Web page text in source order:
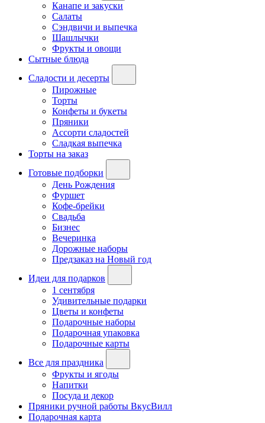
Канапе и закуски
Салаты
Сэндвичи и выпечка
Шашлычки
Фрукты и овощи
Сытные блюда
Сладости и десерты
Пирожные
Торты
Конфеты и букеты
Пряники
Ассорти сладостей
Сладкая выпечка
Торты на заказ
Готовые подборки
День Рождения
Фуршет
Кофе-брейки
Свадьба
Бизнес
Вечеринка
Дорожные наборы
Предзаказ на Новый год
Идеи для подарков
1 сентября
Удивительные подарки
Цветы и конфеты
Подарочные наборы
Подарочная упаковка
Подарочные карты
Все для праздника
Фрукты и ягоды
Напитки
Посуда и декор
Пряники ручной работы ВкусВилл
Подарочная карта